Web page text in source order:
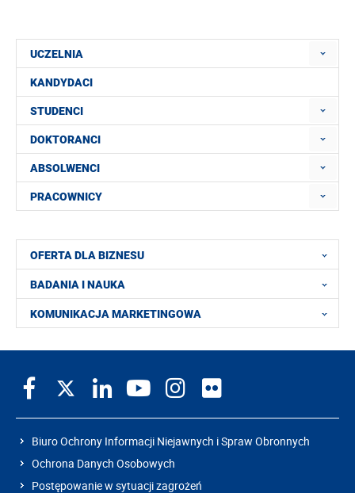
UCZELNIA
KANDYDACI
STUDENCI
DOKTORANCI
ABSOLWENCI
PRACOWNICY
OFERTA DLA BIZNESU
BADANIA I NAUKA
KOMUNIKACJA MARKETINGOWA
Biuro Ochrony Informacji Niejawnych i Spraw Obronnych
Ochrona Danych Osobowych
Postępowanie w sytuacji zagrożeń